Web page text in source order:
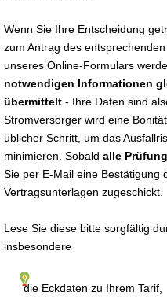
Wenn Sie Ihre Entscheidung
zum Antrag des
unseres Online-Formulars
notwendigen Informationen
übermittelt - Ihre Daten sind
Stromversorger wird eine
üblicher Schritt, um das
minimieren. Sobald alle
Sie per E-Mail eine Bestätigung
Vertragsunterlagen zugeschickt.
Lese Sie diese bitte sorgfältig
insbesondere
die Eckdaten zu Ihrem Tarif,